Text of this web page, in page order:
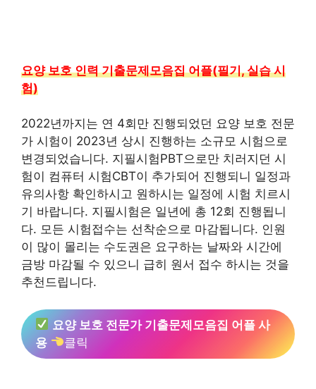
요양 보호 인력 기출문제모음집 어플(필기, 실습 시
험)
2022년까지는 연 4회만 진행되었던 요양 보호 전문
가 시험이 2023년 상시 진행하는 소규모 시험으로
변경되었습니다. 지필시험PBT으로만 치러지던 시
험이 컴퓨터 시험CBT이 추가되어 진행되니 일정과
유의사항 확인하시고 원하시는 일정에 시험 치르시
기 바랍니다. 지필시험은 일년에 총 12회 진행됩니
다. 모든 시험접수는 선착순으로 마감됩니다. 인원
이 많이 몰리는 수도권은 요구하는 날짜와 시간에
금방 마감될 수 있으니 급히 원서 접수 하시는 것을
추천드립니다.
요양 보호 전문가 기출문제모음집 어플 사
용
클릭